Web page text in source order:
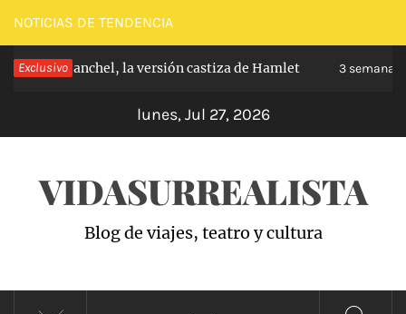
Saltar
al
contenido
NOTICIAS DE TENDENCIA
Exclusivo
de Carabanchel, la versión castiza de Hamlet 3 semanas
lunes, Jul 27, 2026
VIDASURREALISTA
Blog de viajes, teatro y cultura